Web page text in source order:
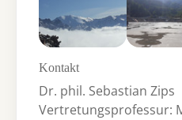
Kontakt
Dr. phil. Sebastian Zips
Vertretungsprofessur: